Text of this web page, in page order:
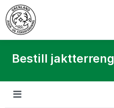
Bestill jaktterreng